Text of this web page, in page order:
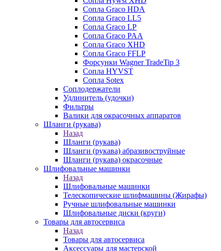
Сопла Graco HDA
Сопла Graco LL5
Сопла Graco LP
Сопла Graco PAA
Сопла Graco XHD
Сопла Graco FFLP
Форсунки Wagner TradeTip 3
Сопла HYVST
Сопла Sotex
Соплодержатели
Удлинитель (удочки)
Фильтры
Валики для окрасочных аппаратов
Шланги (рукава)
Назад
Шланги (рукава)
Шланги (рукава) абразивоструйные
Шланги (рукава) окрасочные
Шлифовальные машинки
Назад
Шлифовальные машинки
Телескопические шлифмашины (Жирафы)
Ручные шлифовальные машинки
Шлифовальные диски (круги)
Товары для автосервиса
Назад
Товары для автосервиса
Аксессуары для мастерской